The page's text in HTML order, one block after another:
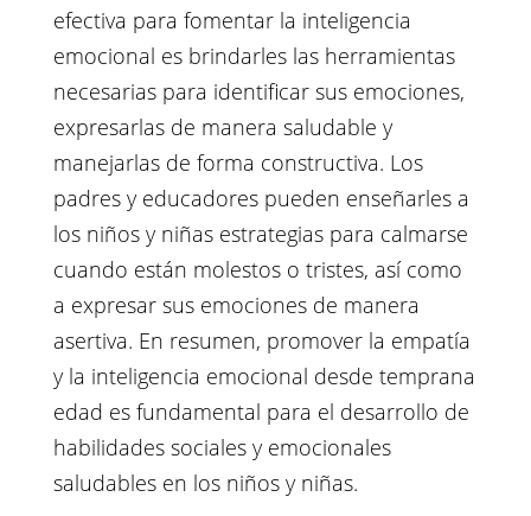
efectiva para fomentar la inteligencia
emocional es brindarles las herramientas
necesarias para identificar sus emociones,
expresarlas de manera saludable y
manejarlas de forma constructiva. Los
padres y educadores pueden enseñarles a
los niños y niñas estrategias para calmarse
cuando están molestos o tristes, así como
a expresar sus emociones de manera
asertiva. En resumen, promover la empatía
y la inteligencia emocional desde temprana
edad es fundamental para el desarrollo de
habilidades sociales y emocionales
saludables en los niños y niñas.